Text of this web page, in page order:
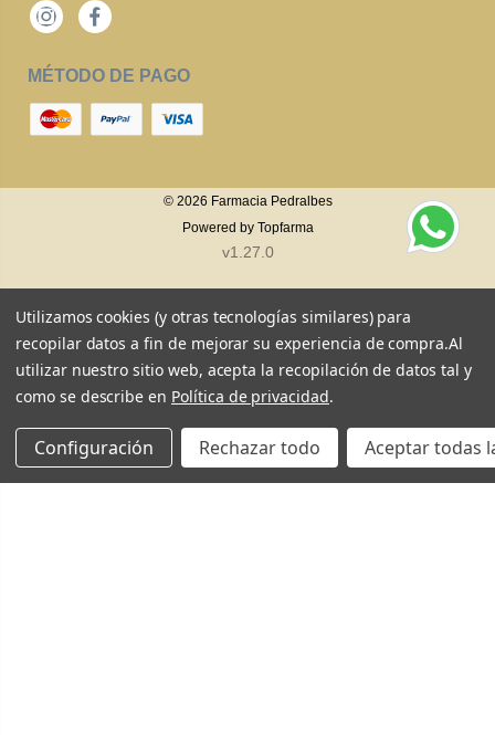
InstagramFacebook
MÉTODO DE PAGO
© 2026 Farmacia Pedralbes
Powered by Topfarma
v1.27.0
Utilizamos cookies (y otras tecnologías similares) para
recopilar datos a fin de mejorar su experiencia de compra.Al
utilizar nuestro sitio web, acepta la recopilación de datos tal y
como se describe en Política de privacidad.
Configuración Rechazar todo Aceptar todas